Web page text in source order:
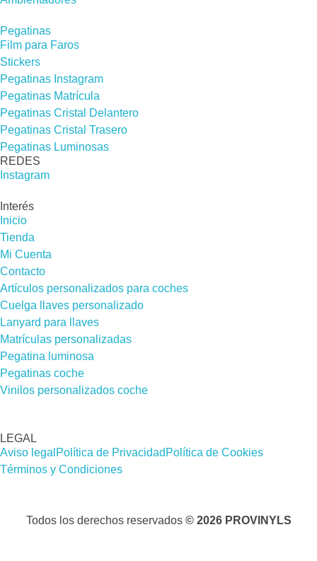
Pegatinas
Film para Faros
Stickers
Pegatinas Instagram
Pegatinas Matrícula
Pegatinas Cristal Delantero
Pegatinas Cristal Trasero
Pegatinas Luminosas
REDES​
Instagram
Interés
Inicio
Tienda
Mi Cuenta
Contacto
Artículos personalizados para coches
Cuelga llaves personalizado
Lanyard para llaves
Matrículas personalizadas
Pegatina luminosa
Pegatinas coche
Vinilos personalizados coche
LEGAL
Aviso legal Política de Privacidad Política de Cookies
Términos y Condiciones
Todos los derechos reservados © 2026 PROVINYLS